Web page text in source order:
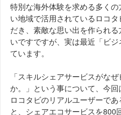
特別な海外体験を求める多くの
い地域で活用されているロコ
だき、 素敵な思い出を作られ
いですですが、 実は最近「ビ
ています。
「スキルシェアサービスがな
か。」 という事について、今回
ロコタビのリアルユーザーであ
と、 シェアエコサービスを800